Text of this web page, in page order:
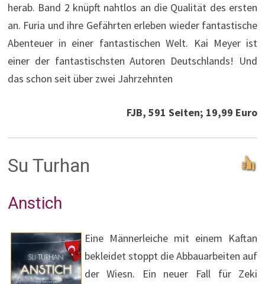
herab. Band 2 knüpft nahtlos an die Qualität des ersten
an. Furia und ihre Gefährten erleben wieder fantastische
Abenteuer in einer fantastischen Welt. Kai Meyer ist
einer der fantastischsten Autoren Deutschlands! Und
das schon seit über zwei Jahrzehnten
FJB, 591 Seiten; 19,99 Euro
Su Turhan
Anstich
Eine Männerleiche mit einem Kaftan
bekleidet stoppt die Abbauarbeiten auf
der Wiesn. Ein neuer Fall für Zeki